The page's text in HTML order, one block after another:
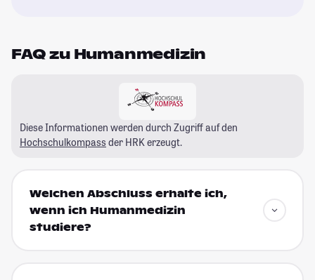
FAQ zu Humanmedizin
Diese Informationen werden durch Zugriff auf den
Hochschulkompass der HRK erzeugt.
Welchen Abschluss erhalte ich,
wenn ich Humanmedizin
studiere?